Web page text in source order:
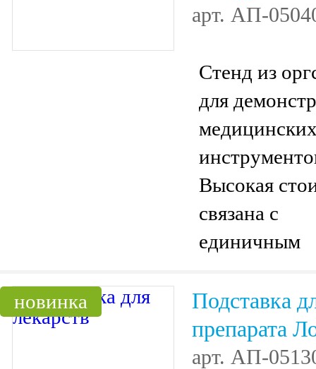
арт. АП-
Стенд из
для
Высокая
связана с
единичным
новинка
Подставка
препарата
арт. АП-